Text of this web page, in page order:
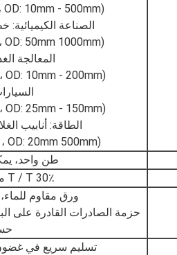
(OD: 10mm - 500mm ، سمك الجدار: 1.0mm - 10mm)
الصناعة
(OD: 50mm 1000mm ، سمك الجدار: 2.0mm - 20mm)
المعالجة
(OD: 10mm - 200mm ، سمك الجدار: 1.0mm - 5.0mm)
(OD: 25mm - 150mm ، سمك الجدار: 1.5mm - 3.0mm)
الطاقة: أنابيب
(OD: 20mm 500mm ، سمك الجدار: 2.0mm - 15mm)
طن واحد،
30٪ T / T مقدمة + 70٪ الرصيد
ورق مقاوم
حزمة الصادرات القادرة على
تسليم سريع في غضون 7 أيام أو حسب كمية